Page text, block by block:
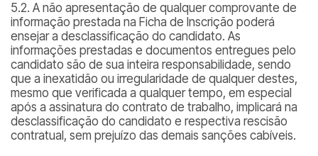
5.2. A não apresentação de qualquer comprovante de
informação prestada na Ficha de Inscrição poderá
ensejar a desclassificação do candidato. As
informações prestadas e documentos entregues pelo
candidato são de sua inteira responsabilidade, sendo
que a inexatidão ou irregularidade de qualquer destes,
mesmo que verificada a qualquer tempo, em especial
após a assinatura do contrato de trabalho, implicará na
desclassificação do candidato e respectiva rescisão
contratual, sem prejuízo das demais sanções cabíveis.